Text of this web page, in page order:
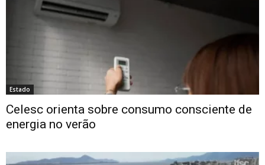
Estado
Celesc orienta sobre consumo consciente de
energia no verão